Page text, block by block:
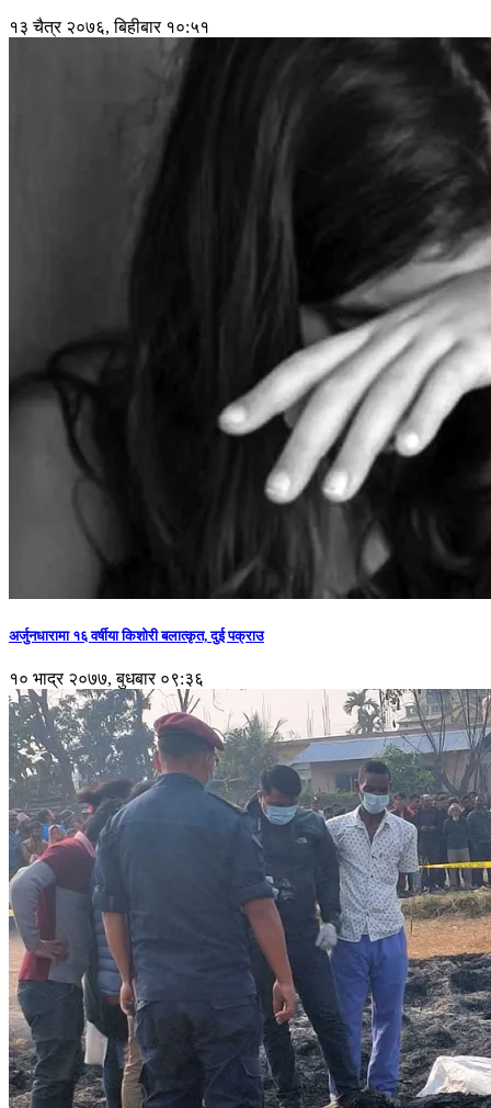
१३ चैत्र २०७६, बिहीबार १०:५१
अर्जुनधारामा १६ वर्षीया किशोरी बलात्कृत, दुई पक्राउ
१० भाद्र २०७७, बुधबार ०९:३६